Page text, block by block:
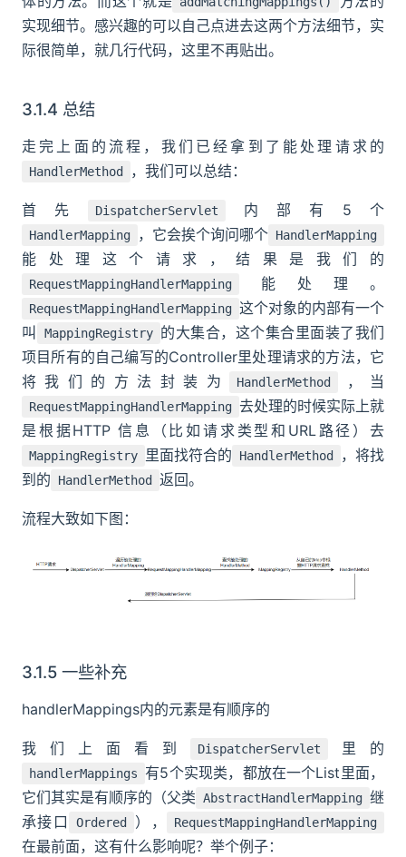
实现细节。感兴趣的可以自己点进去这两个方法细节，实
际很简单，就几行代码，这里不再贴出。
3.1.4 总结
走完上面的流程，我们已经拿到了能处理请求的
HandlerMethod ，我们可以总结：
首先 DispatcherServlet 内部有5个
HandlerMapping ，它会挨个询问哪个 HandlerMapping
能处理这个请求，结果是我们的
RequestMappingHandlerMapping 能处理。
RequestMappingHandlerMapping 这个对象的内部有一个
叫
MappingRegistry 的大集合，这个集合里面装了我们
项目所有的自己编写的Controller里处理请求的方法，它
将我们的方法封装为
HandlerMethod ，当
RequestMappingHandlerMapping 去处理的时候实际上就
是根据HTTP 信息（比如请求类型和URL路径）去
MappingRegistry 里面找符合的 HandlerMethod
，将找
到的
HandlerMethod 返回。
流程大致如下图：
3.1.5 一些补充
handlerMappings内的元素是有顺序的
我们上面看到 DispatcherServlet 里的
handlerMappings 有5个实现类，都放在一个List里面，
它们其实是有顺序的（父类 AbstractHandlerMapping 继
承接口
Ordered ）， RequestMappingHandlerMapping
在最前面，这有什么影响呢？举个例子：